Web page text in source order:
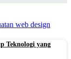
Teknologi yang